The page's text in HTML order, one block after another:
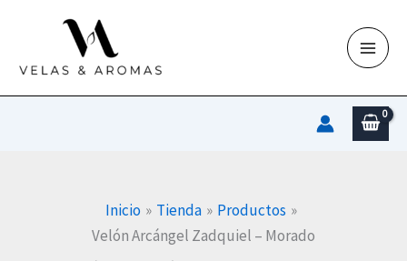
contenido
Inicio Tienda
Productos
Velón Arcángel Zadquiel – Morado